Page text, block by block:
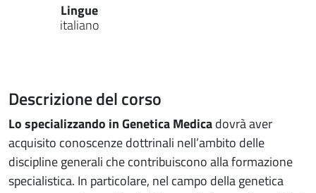
Lingue
italiano
Descrizione del corso
Lo specializzando in Genetica Medicadovrà aver
acquisito conoscenze dottrinali nell’ambito delle
discipline generali che contribuiscono alla formazione
specialistica. In particolare, nel campo della genetica